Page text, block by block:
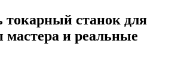
токарный станок для
мастера и реальные